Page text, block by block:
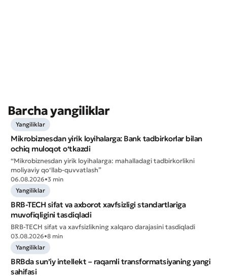
Barcha yangiliklar
Yangiliklar
Mikrobiznesdan yirik loyihalarga: Bank tadbirkorlar bilan
ochiq muloqot o‘tkazdi
“Mikrobiznesdan yirik loyihalarga: mahalladagi tadbirkorlikni
moliyaviy qo‘llab-quvvatlash”
06.08.2026•3 min
Yangiliklar
BRB-TECH sifat va axborot xavfsizligi standartlariga
muvofiqligini tasdiqladi
BRB-TECH sifat va xavfsizlikning xalqaro darajasini tasdiqladi
03.08.2026•8 min
Yangiliklar
BRBda sun’iy intellekt – raqamli transformatsiyaning yangi
sahifasi